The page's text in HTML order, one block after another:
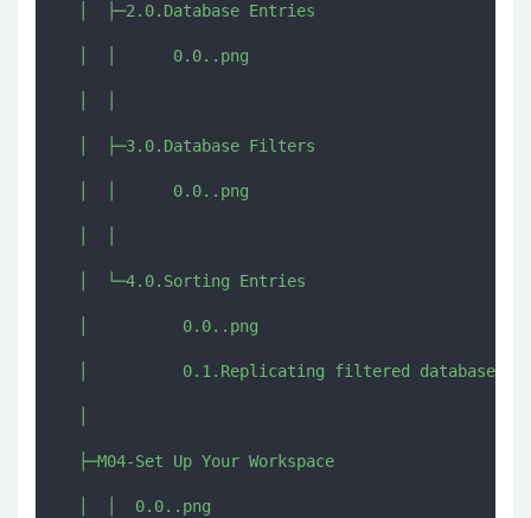
  │  ├─2.0.Database Entries
  │  │      0.0..png
  │  ├─3.0.Database Filters
  │  │      0.0..png
  │  └─4.0.Sorting Entries
  │          0.0..png
│          0.1.Replicating filtered database
  ├─M04-Set Up Your Workspace
  │  │  0.0..png